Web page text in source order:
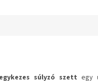
súlyzó szettegy